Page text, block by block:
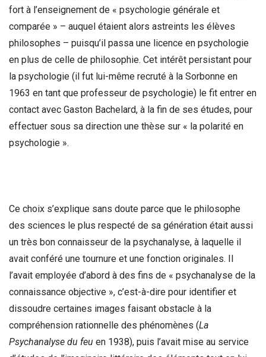
fort à l’enseignement de « psychologie générale et
comparée » – auquel étaient alors astreints les élèves
philosophes – puisqu’il passa une licence en psychologie
en plus de celle de philosophie. Cet intérêt persistant pour
la psychologie (il fut lui-même recruté à la Sorbonne en
1963 en tant que professeur de psychologie) le fit entrer en
contact avec Gaston Bachelard, à la fin de ses études, pour
effectuer sous sa direction une thèse sur « la polarité en
psychologie ».
Ce choix s’explique sans doute parce que le philosophe
des sciences le plus respecté de sa génération était aussi
un très bon connaisseur de la psychanalyse, à laquelle il
avait conféré une tournure et une fonction originales. Il
l’avait employée d’abord à des fins de « psychanalyse de la
connaissance objective », c’est-à-dire pour identifier et
dissoudre certaines images faisant obstacle à la
compréhension rationnelle des phénomènes (La
Psychanalyse du feu en 1938), puis l’avait mise au service